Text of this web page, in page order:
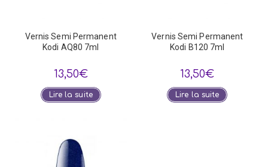
Vernis Semi Permanent
Kodi AQ80 7ml
13,50€
Lire la suite
Vernis Semi Permanent
Kodi B120 7ml
13,50€
Lire la suite